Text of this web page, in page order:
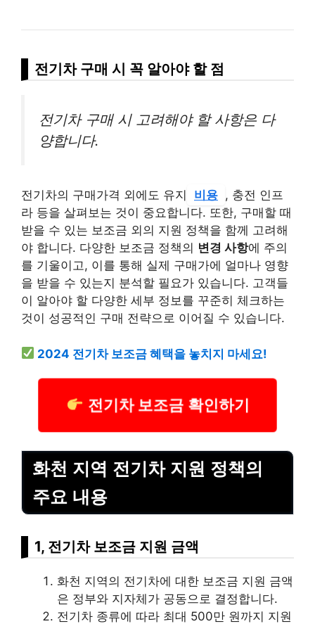
전기차 구매 시 꼭 알아야 할 점
전기차 구매 시 고려해야 할 사항은 다
양합니다.
전기차의 구매가격 외에도 유지 비용 , 충전 인프
라 등을 살펴보는 것이 중요합니다. 또한, 구매할 때
받을 수 있는 보조금 외의 지원 정책을 함께 고려해
야 합니다. 다양한 보조금 정책의 변경 사항에 주의
를 기울이고, 이를 통해 실제 구매가에 얼마나 영향
을 받을 수 있는지 분석할 필요가 있습니다. 고객들
이 알아야 할 다양한 세부 정보를 꾸준히 체크하는
것이 성공적인 구매 전략으로 이어질 수 있습니다.
2024 전기차 보조금 혜택을 놓치지 마세요!
전기차 보조금 확인하기
화천 지역 전기차 지원 정책의
주요 내용
1, 전기차 보조금 지원 금액
화천 지역의 전기차에 대한 보조금 지원 금액
은 정부와 지자체가 공동으로 결정합니다.
전기차 종류에 따라 최대 500만 원까지 지원